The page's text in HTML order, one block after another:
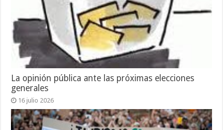
La opinión pública ante las próximas elecciones
generales
16 julio 2026